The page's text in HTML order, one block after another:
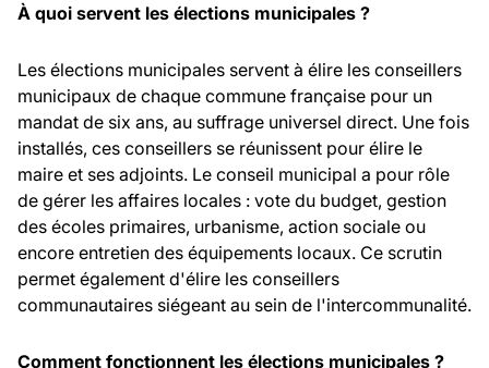
À quoi servent les élections municipales ?
Les élections municipales servent à élire les conseillers
municipaux de chaque commune française pour un
mandat de six ans, au suffrage universel direct. Une fois
installés, ces conseillers se réunissent pour élire le
maire et ses adjoints. Le conseil municipal a pour rôle
de gérer les affaires locales : vote du budget, gestion
des écoles primaires, urbanisme, action sociale ou
encore entretien des équipements locaux. Ce scrutin
permet également d'élire les conseillers
communautaires siégeant au sein de l'intercommunalité.
Comment fonctionnent les élections municipales ?